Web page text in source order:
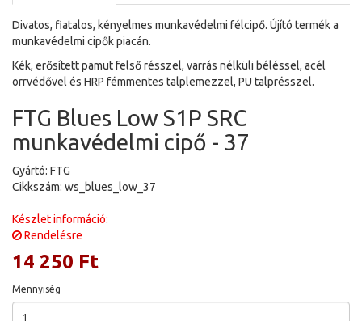
Divatos, fiatalos, kényelmes munkavédelmi félcipő. Újító termék a
munkavédelmi cipők piacán.
Kék, erősített pamut felső résszel, varrás nélküli béléssel, acél
orrvédővel és HRP fémmentes talplemezzel, PU talprésszel.
FTG Blues Low S1P SRC
munkavédelmi cipő - 37
Gyártó: FTG
Cikkszám: ws_blues_low_37
Készlet információ:
Rendelésre
14 250 Ft
Mennyiség